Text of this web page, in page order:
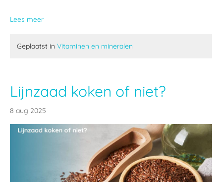
Lees meer
Geplaatst in Vitaminen en mineralen
Lijnzaad koken of niet?
8 aug 2025